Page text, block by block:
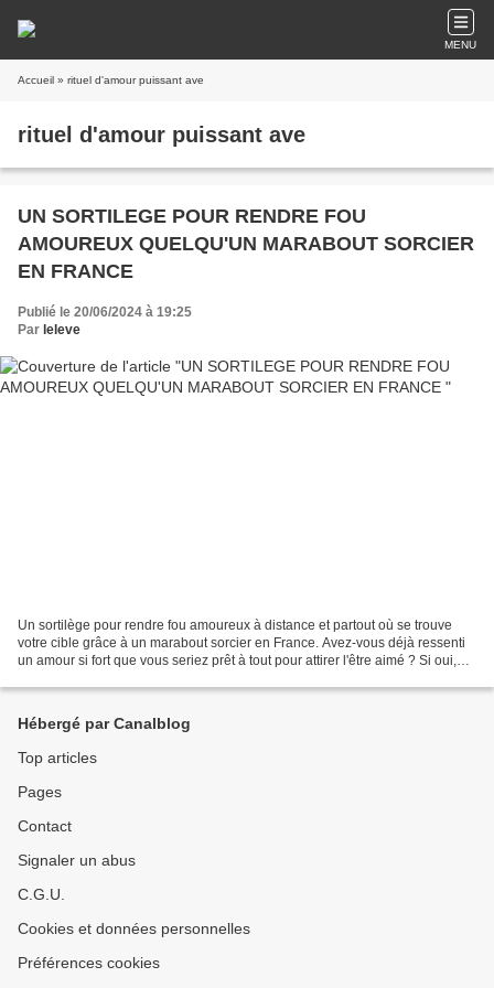
MENU
Accueil » rituel d'amour puissant ave
rituel d'amour puissant ave
UN SORTILEGE POUR RENDRE FOU
AMOUREUX QUELQU'UN MARABOUT SORCIER
EN FRANCE
Publié le 20/06/2024 à 19:25
Par leleve
Un sortilège pour rendre fou amoureux à distance et partout où se trouve
votre cible grâce à un marabout sorcier en France. Avez-vous déjà ressenti
un amour si fort que vous seriez prêt à tout pour attirer l'être aimé ? Si oui,
Hébergé par Canalblog
Top articles
Pages
Contact
Signaler un abus
C.G.U.
Cookies et données personnelles
Préférences cookies